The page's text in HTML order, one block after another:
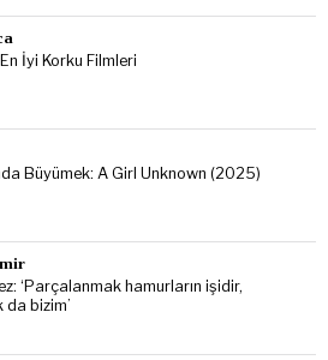
En İyi Korku Filmleri
Büyümek: A Girl Unknown (2025)
‘Parçalanmak hamurların işidir,
bizim’